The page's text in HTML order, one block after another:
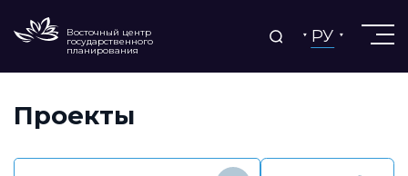
Восточный центр
государственного
планирования
РУ
Проекты